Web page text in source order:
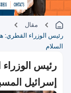
مقال
رئيس الوزراء القطري:
السلام
رئيس
إسرائيل